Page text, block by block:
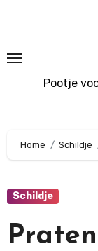
Pootje
Home Schildje
Schildje